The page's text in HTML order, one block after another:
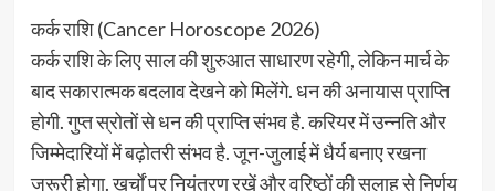
कर्क राशि (Cancer Horoscope 2026)
कर्क राशि के लिए साल की शुरुआत साधारण रहेगी, लेकिन मार्च के
बाद सकारात्मक बदलाव देखने को मिलेंगे. धन की अनायास प्राप्ति
होगी. गुप्त स्रोतों से धन की प्राप्ति संभव है. करियर में उन्नति और
जिम्मेदारियों में बढ़ोतरी संभव है. जून-जुलाई में धैर्य बनाए रखना
जरूरी होगा. खर्चों पर नियंत्रण रखें और वरिष्ठों की सलाह से निर्णय